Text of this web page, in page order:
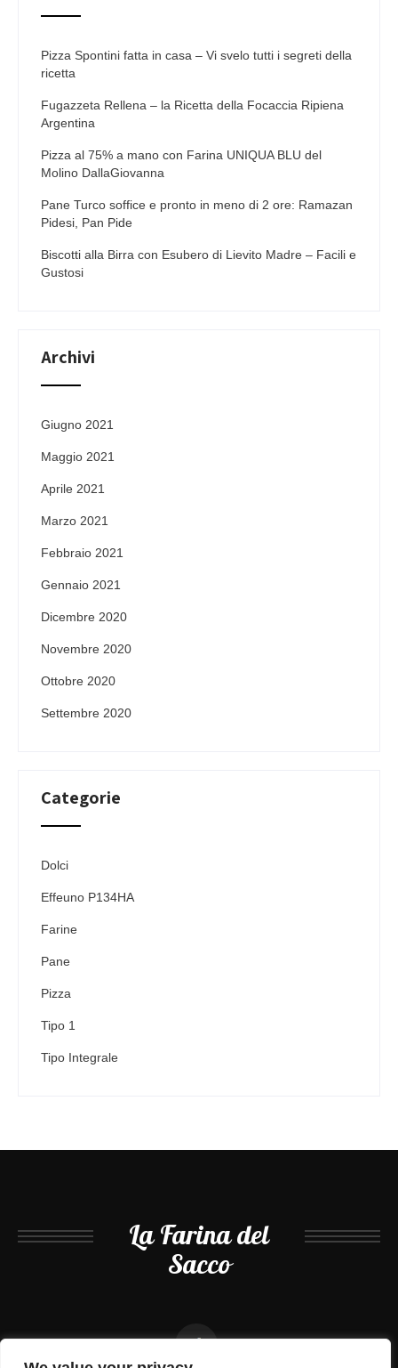
Pizza Spontini fatta in casa – Vi svelo tutti i segreti della
ricetta
Fugazzeta Rellena – la Ricetta della Focaccia Ripiena
Argentina
Pizza al 75% a mano con Farina UNIQUA BLU del
Molino DallaGiovanna
Pane Turco soffice e pronto in meno di 2 ore: Ramazan
Pidesi, Pan Pide
Biscotti alla Birra con Esubero di Lievito Madre – Facili e
Gustosi
Archivi
Giugno 2021
Maggio 2021
Aprile 2021
Marzo 2021
Febbraio 2021
Gennaio 2021
Dicembre 2020
Novembre 2020
Ottobre 2020
Settembre 2020
Categorie
Dolci
Effeuno P134HA
Farine
Pane
Pizza
Tipo 1
Tipo Integrale
La Farina del
Sacco